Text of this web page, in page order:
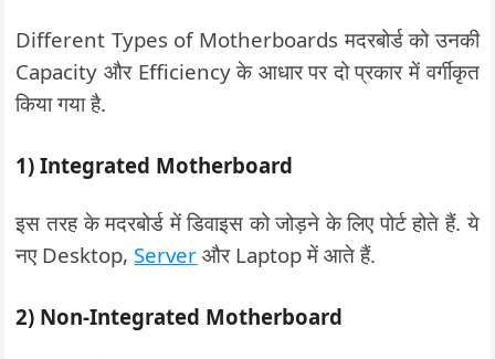
Different Types of Motherboards मदरबोर्ड को उनकी
Capacity और Efficiency के आधार पर दो प्रकार में वर्गीकृत
किया गया है.
1) Integrated Motherboard
इस तरह के मदरबोर्ड में डिवाइस को जोड़ने के लिए पोर्ट होते हैं. ये
नए Desktop, Server और Laptop में आते हैं.
2) Non-Integrated Motherboard